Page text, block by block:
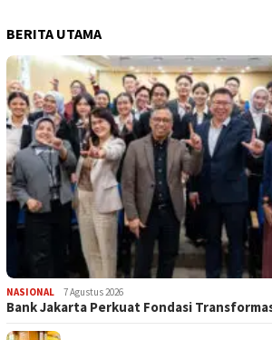
BERITA UTAMA
NASIONAL 7 Agustus 2026
Bank Jakarta Perkuat Fondasi